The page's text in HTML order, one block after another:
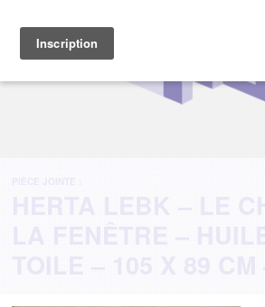
PIÈCE JOINTE :
HERTA LEBK – LE
LA FENÊTRE –
TOILE – 105 X 89 CM